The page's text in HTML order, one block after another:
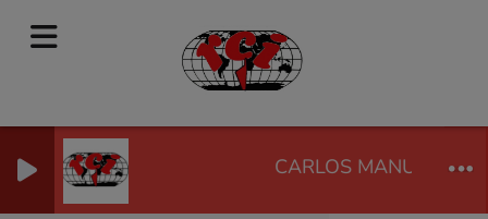
CARLOS MANUEL Y